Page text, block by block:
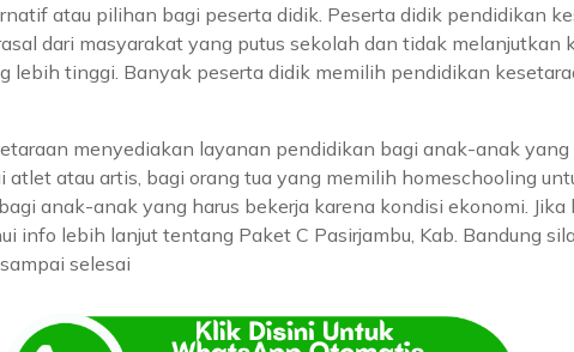
atau pilihan bagi peserta didik. Peserta didik pendidikan
dari masyarakat yang putus sekolah dan tidak melanjutkan
lebih tinggi. Banyak peserta didik memilih pendidikan
menyediakan layanan pendidikan bagi anak-anak
atlet atau artis, bagi orang tua yang memilih homeschooling
anak-anak yang harus bekerja karena kondisi ekonomi. Jika
info lebih lanjut tentang Paket C Pasirjambu, Kab. Bandung
selesai